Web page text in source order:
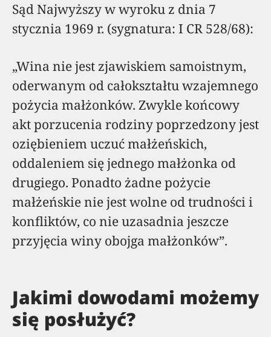
Sąd Najwyższy w wyroku z dnia 7
stycznia 1969 r. (sygnatura: I CR 528/68):
„Wina nie jest zjawiskiem samoistnym,
oderwanym od całokształtu wzajemnego
pożycia małżonków. Zwykle końcowy
akt porzucenia rodziny poprzedzony jest
oziębieniem uczuć małżeńskich,
oddaleniem się jednego małżonka od
drugiego. Ponadto żadne pożycie
małżeńskie nie jest wolne od trudności i
konfliktów, co nie uzasadnia jeszcze
przyjęcia winy obojga małżonków”.
Jakimi dowodami możemy
się posłużyć?